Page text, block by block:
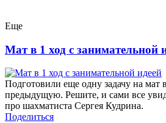
Еще
Мат в 1 ход с занимательной
Подготовили еще одну задачу на мат
предыдущую. Решите, и сами все
про шахматиста Сергея Кудрина.
Поделиться